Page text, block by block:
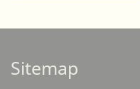
Sitemap